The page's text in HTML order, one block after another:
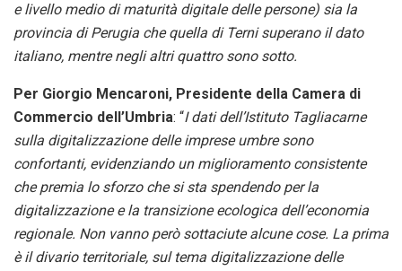
e livello medio di maturità digitale delle persone) sia la
provincia di Perugia che quella di Terni superano il dato
italiano, mentre negli altri quattro sono sotto.
Per Giorgio Mencaroni, Presidente della Camera di
Commercio dell’Umbria: “I dati dell’Istituto Tagliacarne
sulla digitalizzazione delle imprese umbre sono
confortanti, evidenziando un miglioramento consistente
che premia lo sforzo che si sta spendendo per la
digitalizzazione e la transizione ecologica dell’economia
regionale. Non vanno però sottaciute alcune cose. La prima
è il divario territoriale, sul tema digitalizzazione delle